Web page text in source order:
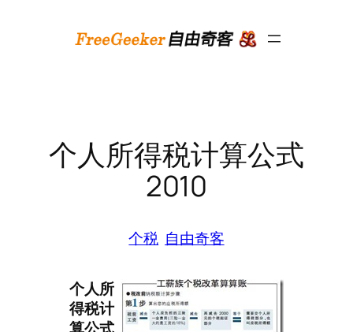
个人所得税计算公式
2010
个税 自由奇客
个人所
得税计